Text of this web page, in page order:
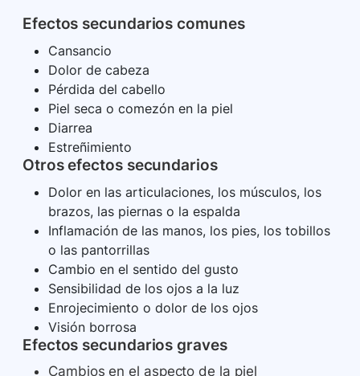
Efectos secundarios comunes
Cansancio
Dolor de cabeza
Pérdida del cabello
Piel seca o comezón en la piel
Diarrea
Estreñimiento
Otros efectos secundarios
Dolor en las articulaciones, los músculos, los
brazos, las piernas o la espalda
Inflamación de las manos, los pies, los tobillos
o las pantorrillas
Cambio en el sentido del gusto
Sensibilidad de los ojos a la luz
Enrojecimiento o dolor de los ojos
Visión borrosa
Efectos secundarios graves
Cambios en el aspecto de la piel